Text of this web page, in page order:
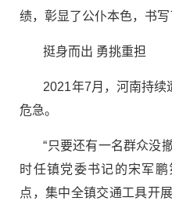
绩，彰显了公仆本色，书写
挺身而出 勇挑重担
2021年7月，河南持续
危急。
“只要还有一名群众没
时任镇党委书记的宋军
点，集中全镇交通工具开